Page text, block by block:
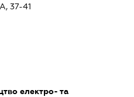
37-41
електро- та